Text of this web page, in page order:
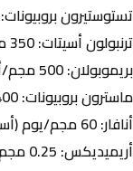
تستوستيرون بروبيونات: 150 مجم/أسبوع (أسبوع 1-16)
ترنبولون أسيتات: 350 مجم/أسبوع (أسبوع 1-16)
بريموبولان: 500 مجم/أسبوع (أسبوع 1-16)
ماسترون بروبيونات: 400 مجم/أسبوع (أسبوع 8-16)
أنافار: 60 مجم/يوم (أسبوع 10-16)
أريميديكس: 0.25 مجم يوم بعد يوم (حسب الحاجة)